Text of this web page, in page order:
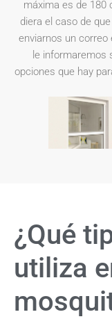
máxima es de 180
diera el caso de
enviarnos un
le informaremos
opciones que hay
¿Qué
utiliza